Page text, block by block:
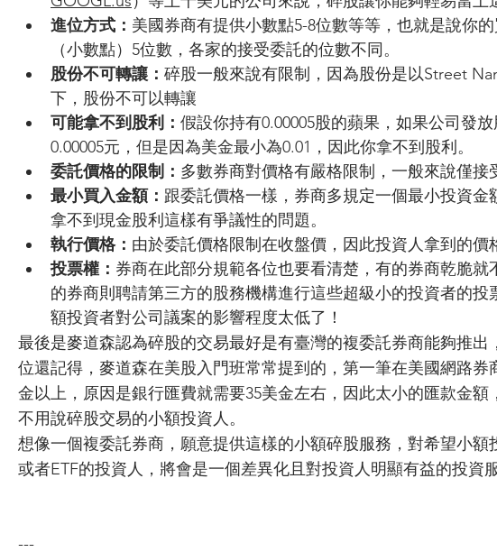
進位方式： 美國券商有提供小數點5-8位數等等，也就是說你
（小數點）5位數，各家的接受委託的位數不同。
股份不可轉讓： 碎股一般來說有限制，因為股份是以Street
下，股份不可以轉讓
可能拿不到股利： 假設你持有0.00005股的蘋果，如果公司發
0.00005元，但是因為美金最小為0.01，因此你拿不到股利。
委託價格的限制： 多數券商對價格有嚴格限制，一般來說僅
最小買入金額： 跟委託價格一樣，券商多規定一個最小投資金
拿不到現金股利這樣有爭議性的問題。
執行價格： 由於委託價格限制在收盤價，因此投資人拿到的價
投票權： 券商在此部分規範各位也要看清楚，有的券商乾脆
的券商則聘請第三方的股務機構進行這些超級小的投資者的
額投資者對公司議案的影響程度太低了！
最後是麥道森認為碎股的交易最好是有臺灣的複委託券商能夠推出
位還記得，麥道森在美股入門班常常提到的，第一筆在美國網路券
金以上，原因是銀行匯費就需要35美金左右，因此太小的匯款金額
不用說碎股交易的小額投資人。
想像一個複委託券商，願意提供這樣的小額碎股服務，對希望小額
或者ETF的投資人，將會是一個差異化且對投資人明顯有益的投資
---